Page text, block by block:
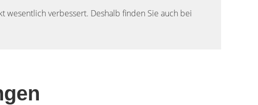
wesentlich verbessert. Deshalb finden Sie auch bei